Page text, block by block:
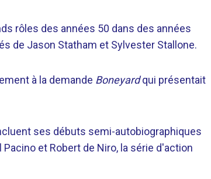
rôles des années 50 dans des années
de Jason Statham et Sylvester Stallone.
à la demande Boneyardqui présentait
ses débuts semi-autobiographiques
et Robert de Niro, la série d'action